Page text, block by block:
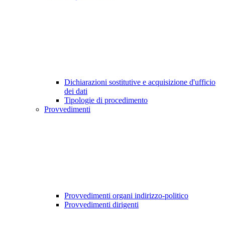
Dichiarazioni sostitutive e acquisizione d'ufficio
dei dati
Tipologie di procedimento
Provvedimenti
Provvedimenti organi indirizzo-politico
Provvedimenti dirigenti